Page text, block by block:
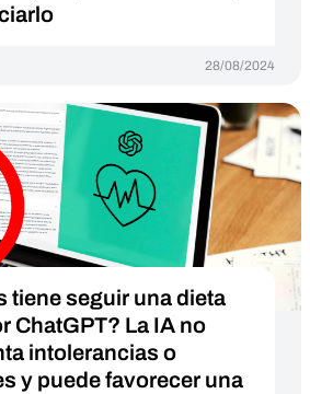
28/08/2024
tiene seguir una dieta
ChatGPT? La IA no
intolerancias o
y puede favorecer una